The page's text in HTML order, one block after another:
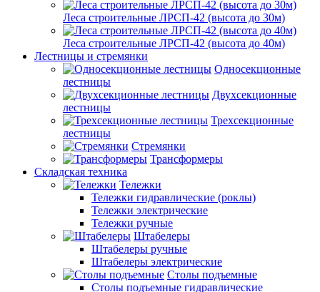
Леса строительные ЛРСП-42 (высота до 30м)
Леса строительные ЛРСП-42 (высота до 40м)
Лестницы и стремянки
Односекционные
лестницы
Двухсекционные
лестницы
Трехсекционные
лестницы
Стремянки
Трансформеры
Складская техника
Тележки
Тележки гидравлические (роклы)
Тележки электрические
Тележки ручные
Штабелеры
Штабелеры ручные
Штабелеры электрические
Столы подъемные
Столы подъемные гидравлические